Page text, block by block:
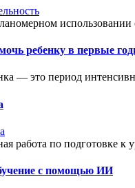
ребенку в первые
— это период
работа по подготовке к
с помощью ИИ